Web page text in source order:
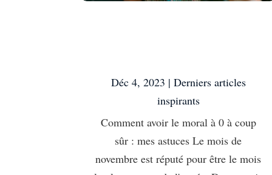
Déc 4, 2023 | Derniers articles
inspirants
Comment avoir le moral à 0 à coup
sûr : mes astuces Le mois de
novembre est réputé pour être le mois